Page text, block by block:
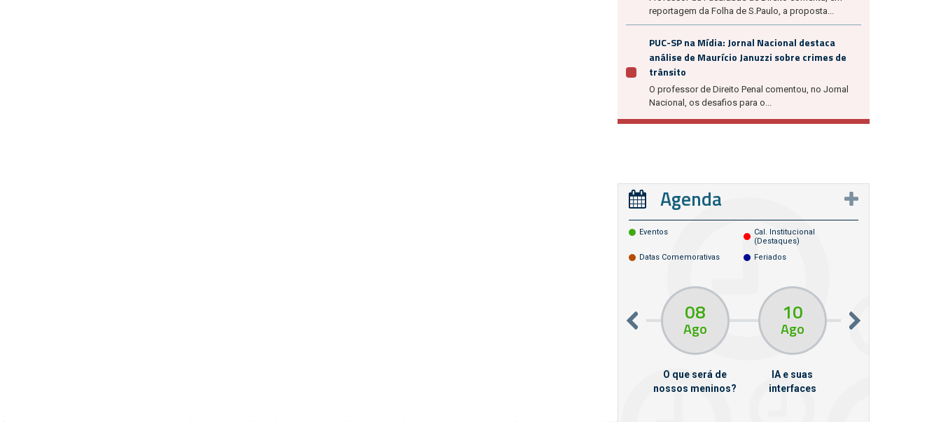
reportagem da Folha de S.Paulo, a proposta...
PUC-SP na Mídia: Jornal Nacional destaca
análise de Maurício Januzzi sobre crimes de
trânsito
O professor de Direito Penal comentou, no Jornal
Nacional, os desafios para o...
Agenda
Eventos
Cal. Institucional
(destaques)
Datas Comemorativas
Feriados
08
Ago
O que será de
nossos meninos?
10
Ago
IA e suas
interfaces